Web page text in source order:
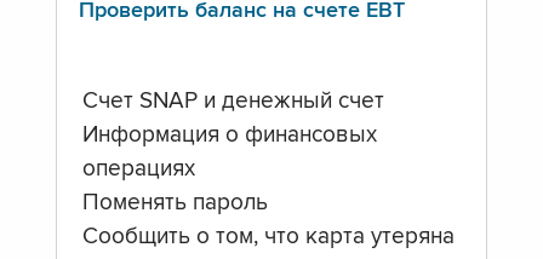
Проверить баланс на счете ЕВТ
Счет SNAP и денежный счет
Информация о финансовых
операциях
Поменять пароль
Сообщить о том, что карта утеряна